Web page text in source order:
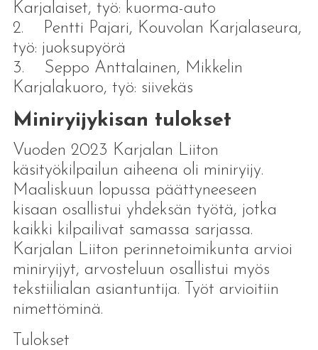
Karjalaiset, työ: kuorma-auto
2. Pentti Pajari, Kouvolan Karjalaseura,
työ: juoksupyörä
3. Seppo Anttalainen, Mikkelin
Karjalakuoro, työ: siivekäs
Miniryijykisan tulokset
Vuoden 2023 Karjalan Liiton
käsityökilpailun aiheena oli miniryijy.
Maaliskuun lopussa päättyneeseen
kisaan osallistui yhdeksän työtä, jotka
kaikki kilpailivat samassa sarjassa.
Karjalan Liiton perinnetoimikunta arvioi
miniryijyt, arvosteluun osallistui myös
tekstiilialan asiantuntija. Työt arvioitiin
nimettöminä.
Tulokset